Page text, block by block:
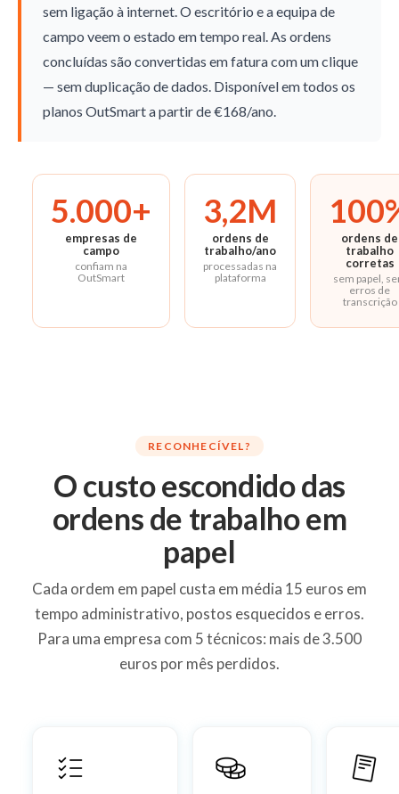
sem ligação à internet. O escritório e a equipa de
campo veem o estado em tempo real. As ordens
concluídas são convertidas em fatura com um clique
— sem duplicação de dados. Disponível em todos os
planos OutSmart a partir de €168/ano.
5.000+
empresas de
campo
confiam na
OutSmart
3,2M
ordens de
trabalho/ano
processadas na
plataforma
ordens de
trabalho
corretas
sem papel,
erros de
transcrição
RECONHECÍVEL?
O custo escondido das
ordens de trabalho em
papel
Cada ordem em papel custa em média 15 euros em
tempo administrativo, postos esquecidos e erros.
Para uma empresa com 5 técnicos: mais de 3.500
euros por mês perdidos.